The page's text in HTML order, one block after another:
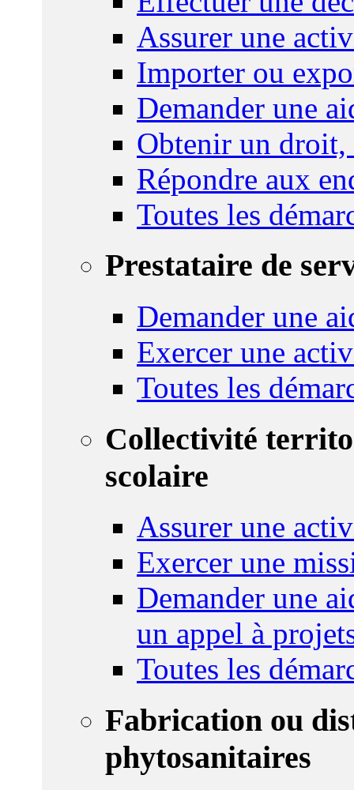
Assurer une
Importer ou
Demander une
Obtenir un droit,
Répondre aux
Toutes les
Prestataire de
Demander une
Exercer une
Toutes les
Collectivité
scolaire
Assurer une
Exercer une
Demander une
un appel à
Toutes les
Fabrication ou
phytosanitaires